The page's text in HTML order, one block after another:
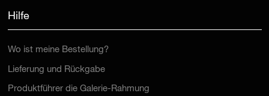
Hilfe
Wo ist meine Bestellung?
Lieferung und Rückgabe
Produktführer die Galerie-Rahmung